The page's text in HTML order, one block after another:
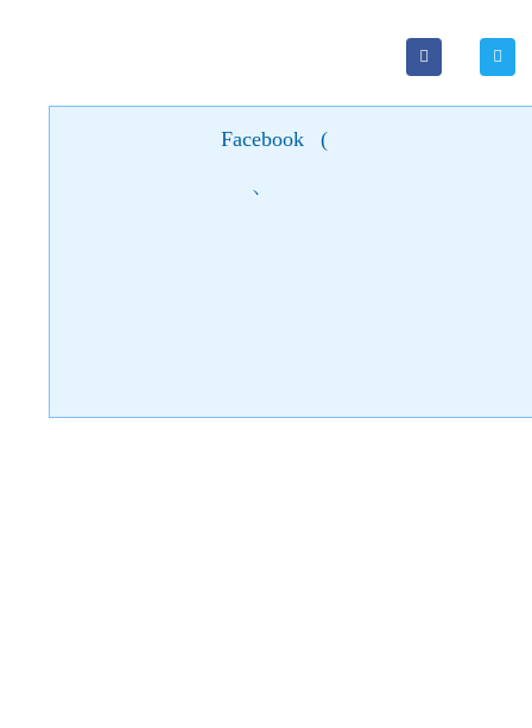
Facebook (
)